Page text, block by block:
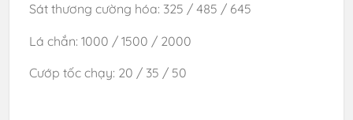
Sát thương cường hóa: 325 / 485 / 645
Lá chắn: 1000 / 1500 / 2000
Cướp tốc chạy: 20 / 35 / 50